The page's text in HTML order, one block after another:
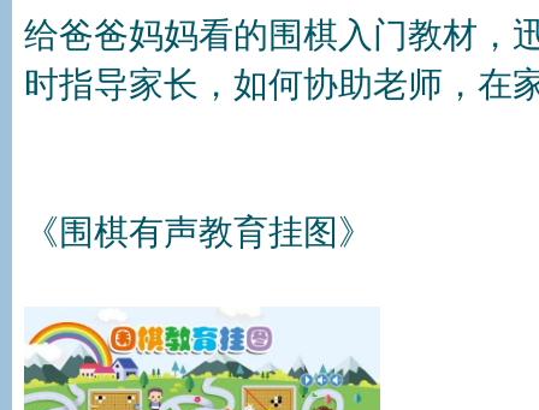
给爸爸妈妈看的围棋入门教材，
时指导家长，如何协助老师，在
《围棋有声教育挂图》